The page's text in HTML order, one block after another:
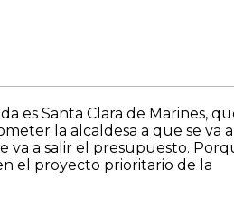
es Santa Clara de Marines,
la alcaldesa a que se va a
va a salir el presupuesto.
el proyecto prioritario de la